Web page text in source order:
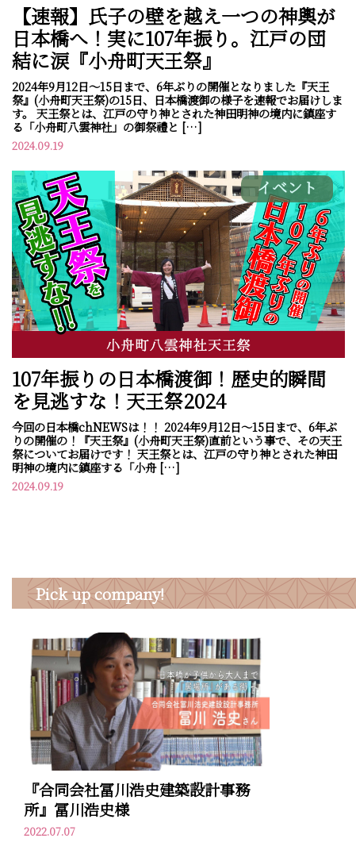
【速報】氏子の壁を越え一つの神輿が
日本橋へ！実に107年振り。江戸の団
結に涙『小舟町天王祭』
2024年9月12日～15日まで、6年ぶりの開催となりました『天王
祭』(小舟町天王祭)の15日、日本橋渡御の様子を速報でお届けしま
す。 天王祭とは、江戸の守り神とされた神田明神の境内に鎮座す
る「小舟町八雲神社」の御祭禮と […]
2024.09.19
イベント
107年振りの日本橋渡御！歴史的瞬間
を見逃すな！天王祭2024
今回の日本橋chNEWSは！！ 2024年9月12日～15日まで、6年ぶ
りの開催の！『天王祭』(小舟町天王祭)直前という事で、その天王
祭についてお届けです！ 天王祭とは、江戸の守り神とされた神田
明神の境内に鎮座する「小舟 […]
2024.09.19
Pick up company!
『合同会社冨川浩史建築設計事務
所』冨川浩史様
2022.07.07